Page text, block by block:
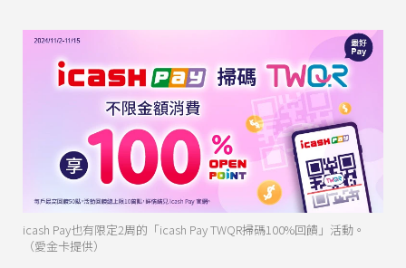
icash Pay也有限定2周的「icash Pay TWQR掃碼100%回饋」活動。
（愛金卡提供）